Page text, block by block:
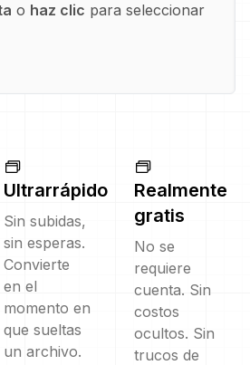
o haz clic para seleccionar
Ultrarrápido
Sin subidas,
sin esperas.
Convierte
en el
momento en
que sueltas
un archivo.
Realmente
gratis
No se
requiere
cuenta. Sin
costos
ocultos. Sin
trucos de